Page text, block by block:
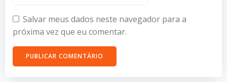
Salvar meus dados neste navegador para a
próxima vez que eu comentar.